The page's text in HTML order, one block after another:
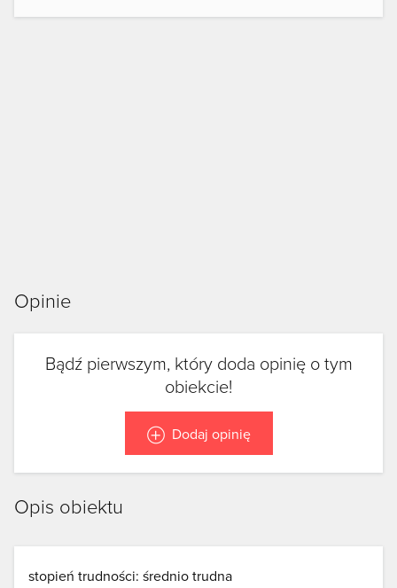
Opinie
Bądź pierwszym, który doda opinię o tym
obiekcie!
Dodaj opinię
Opis obiektu
stopień trudności: średnio trudna